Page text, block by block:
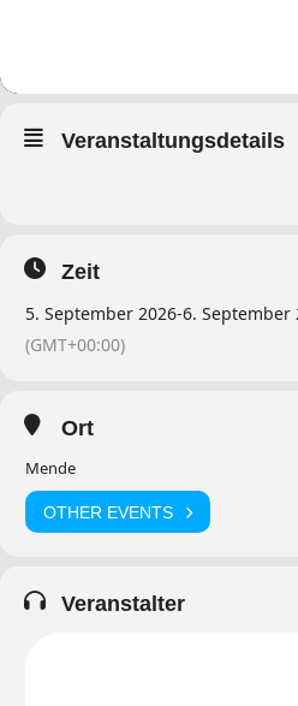
Veranstaltungsdetails
Zeit
5. September 2026-6. September
(GMT+00:00)
Ort
Mende
OTHER EVENTS
Veranstalter